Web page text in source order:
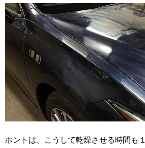
ホントは、こうして乾燥させる時間も